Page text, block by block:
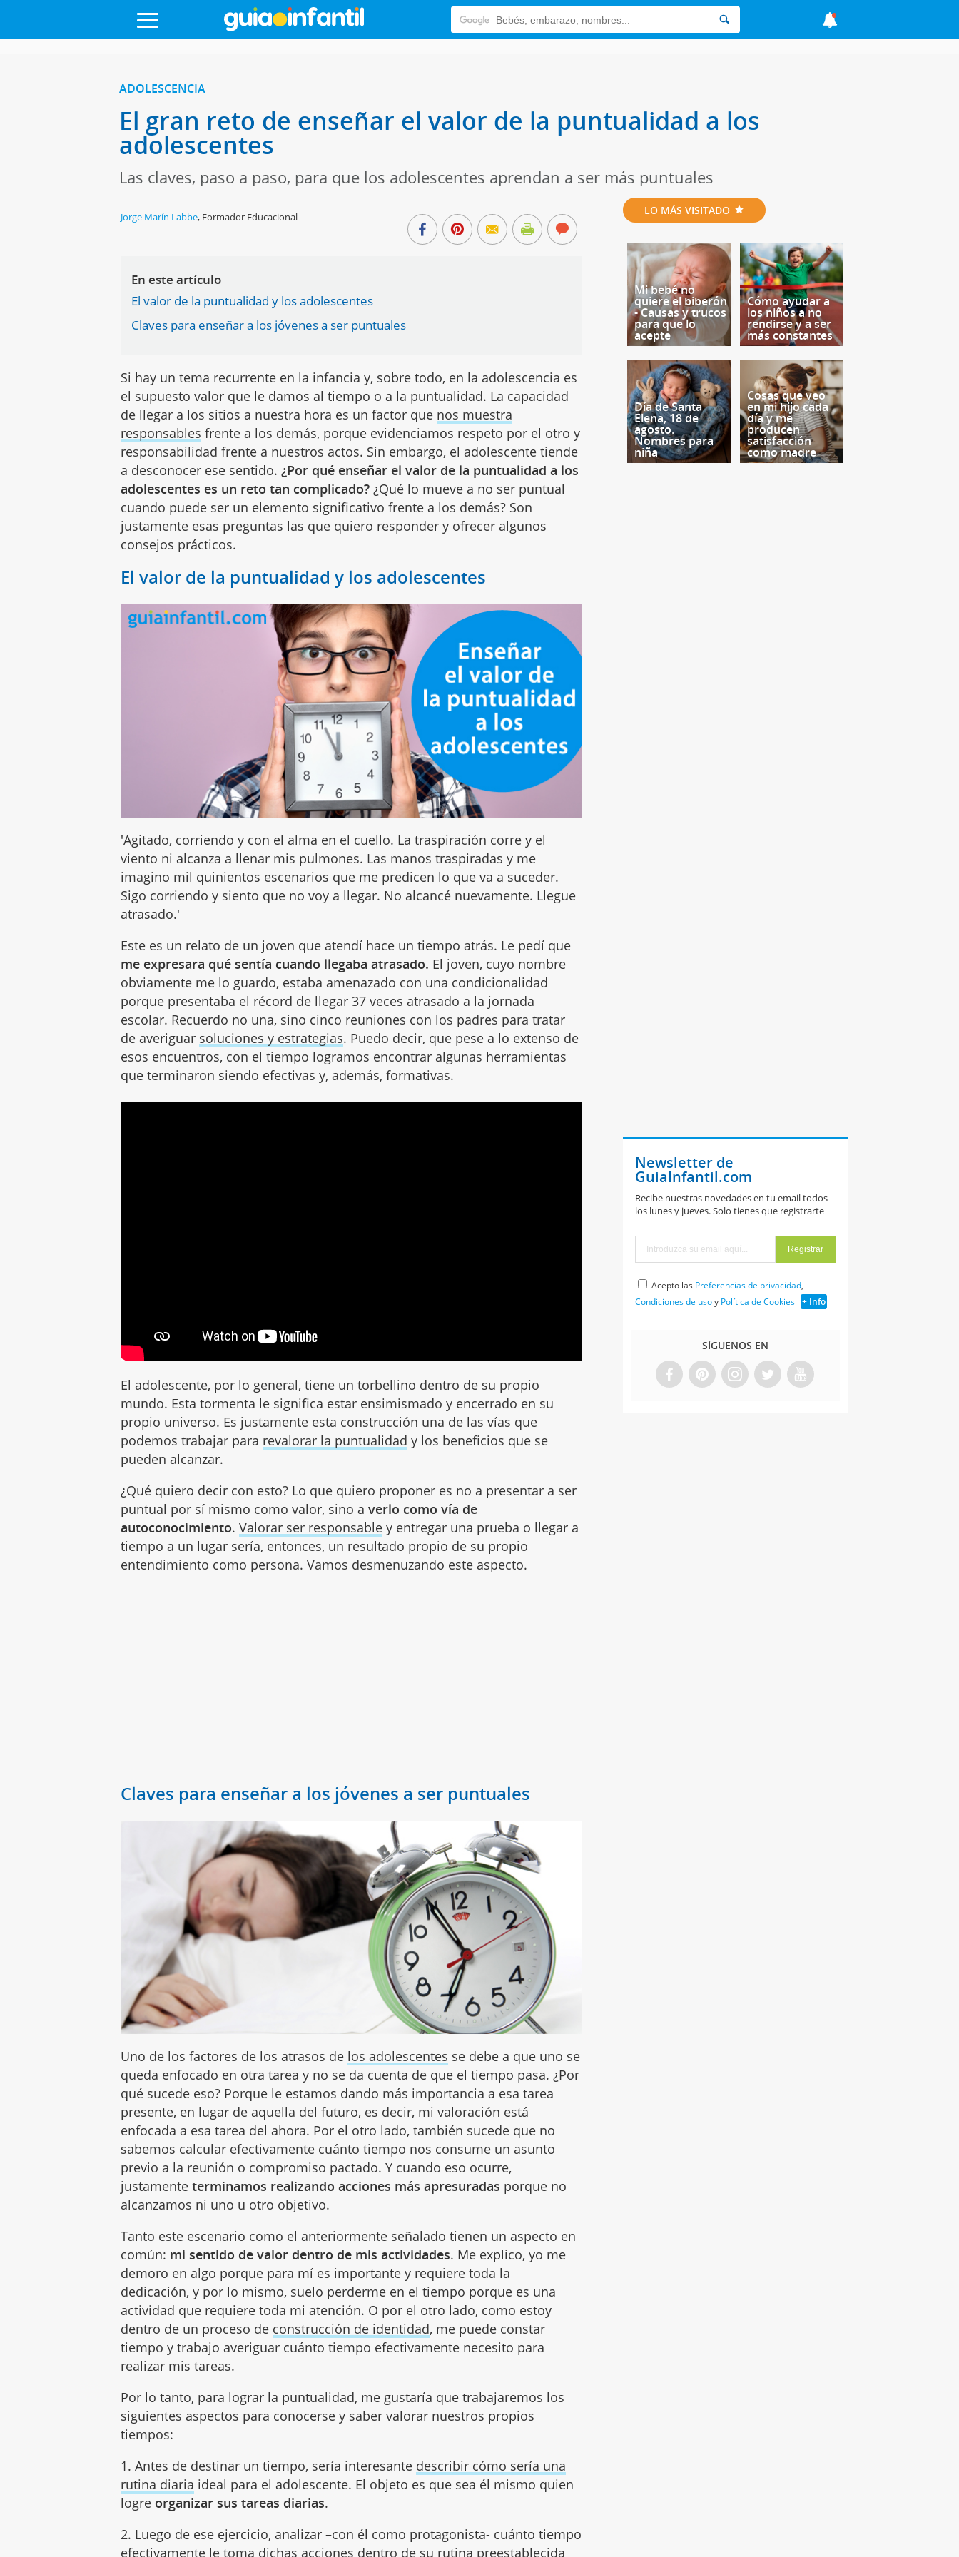
ADOLESCENCIA
El gran reto de enseñar el valor de la puntualidad a los
adolescentes
Las claves, paso a paso, para que los adolescentes aprendan a ser más puntuales
Jorge Marín Labbe, Formador Educacional
En este artículo
El valor de la puntualidad y los adolescentes
Claves para enseñar a los jóvenes a ser puntuales
Si hay un tema recurrente en la infancia y, sobre todo, en la adolescencia es
el supuesto valor que le damos al tiempo o a la puntualidad. La capacidad
de llegar a los sitios a nuestra hora es un factor que nos muestra
responsables frente a los demás, porque evidenciamos respeto por el otro y
responsabilidad frente a nuestros actos. Sin embargo, el adolescente tiende
a desconocer ese sentido.¿Por qué enseñar el valor de la puntualidad a los
adolescentes es un reto tan complicado? ¿Qué lo mueve a no ser puntual
cuando puede ser un elemento significativo frente a los demás? Son
justamente esas preguntas las que quiero responder y ofrecer algunos
consejos prácticos.
El valor de la puntualidad y los adolescentes
'Agitado, corriendo y con el alma en el cuello. La traspiración corre y el
viento ni alcanza a llenar mis pulmones. Las manos traspiradas y me
imagino mil quinientos escenarios que me predicen lo que va a suceder.
Sigo corriendo y siento que no voy a llegar. No alcancé nuevamente. Llegue
atrasado.'
Este es un relato de un joven que atendí hace un tiempo atrás. Le pedí que
me expresara qué sentía cuando llegaba atrasado. El joven, cuyo nombre
obviamente me lo guardo, estaba amenazado con una condicionalidad
porque presentaba el récord de llegar 37 veces atrasado a la jornada
escolar. Recuerdo no una, sino cinco reuniones con los padres para tratar
de averiguar soluciones y estrategias. Puedo decir, que pese a lo extenso de
esos encuentros, con el tiempo logramos encontrar algunas herramientas
que terminaron siendo efectivas y, además, formativas.
El adolescente, por lo general, tiene un torbellino dentro de su propio
mundo. Esta tormenta le significa estar ensimismado y encerrado en su
propio universo. Es justamente esta construcción una de las vías que
podemos trabajar para revalorar la puntualidad y los beneficios que se
pueden alcanzar.
¿Qué quiero decir con esto? Lo que quiero proponer es no a presentar a ser
puntual por sí mismo como valor, sino a verlo como vía de
autoconocimiento.Valorar ser responsable y entregar una prueba o llegar a
tiempo a un lugar sería, entonces, un resultado propio de su propio
entendimiento como persona. Vamos desmenuzando este aspecto.
Claves para enseñar a los jóvenes a ser puntuales
Uno de los factores de los atrasos de los adolescentes se debe a que uno se
queda enfocado en otra tarea y no se da cuenta de que el tiempo pasa. ¿Por
qué sucede eso? Porque le estamos dando más importancia a esa tarea
presente, en lugar de aquella del futuro, es decir, mi valoración está
enfocada a esa tarea del ahora. Por el otro lado, también sucede que no
sabemos calcular efectivamente cuánto tiempo nos consume un asunto
previo a la reunión o compromiso pactado. Y cuando eso ocurre,
justamente terminamos realizando acciones más apresuradas porque no
alcanzamos ni uno u otro objetivo.
Tanto este escenario como el anteriormente señalado tienen un aspecto en
común: mi sentido de valor dentro de mis actividades. Me explico, yo me
demoro en algo porque para mí es importante y requiere toda la
dedicación, y por lo mismo, suelo perderme en el tiempo porque es una
actividad que requiere toda mi atención. O por el otro lado, como estoy
dentro de un proceso de construcción de identidad, me puede constar
tiempo y trabajo averiguar cuánto tiempo efectivamente necesito para
realizar mis tareas.
Por lo tanto, para lograr la puntualidad, me gustaría que trabajaremos los
siguientes aspectos para conocerse y saber valorar nuestros propios
tiempos:
1. Antes de destinar un tiempo, sería interesante describir cómo sería una
rutina diaria ideal para el adolescente. El objeto es que sea él mismo quien
logre organizar sus tareas diarias.
2. Luego de ese ejercicio, analizar –con él como protagonista- cuánto tiempo
efectivamente le toma dichas acciones dentro de su rutina preestablecida
LO MÁS VISITADO
Mi bebé no
quiere el biberón
- Causas y trucos
para que lo
acepte
Cómo ayudar a
los niños a no
rendirse y a ser
más constantes
Día de Santa
Elena, 18 de
agosto.
Nombres para
niña
Cosas que veo
en mi hijo cada
día y me
producen
satisfacción
como madre
Newsletter de
GuiaInfantil.com
Recibe nuestras novedades en tu email todos
los lunes y jueves. Solo tienes que registrarte
Acepto las Preferencias de privacidad,
Condiciones de usoy Política de Cookies + Info
SÍGUENOS EN